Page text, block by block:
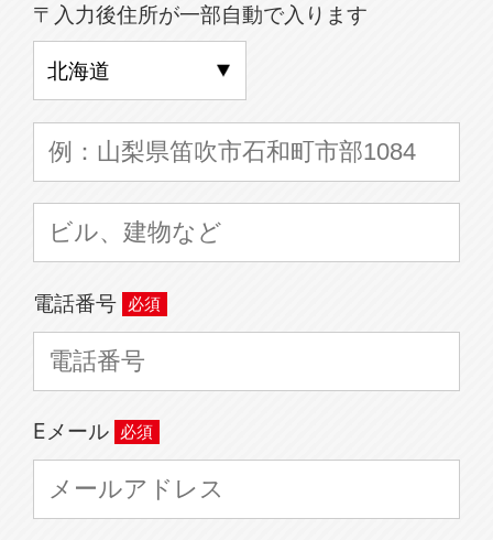
〒入力後住所が一部自動で入ります
電話番号
Eメール